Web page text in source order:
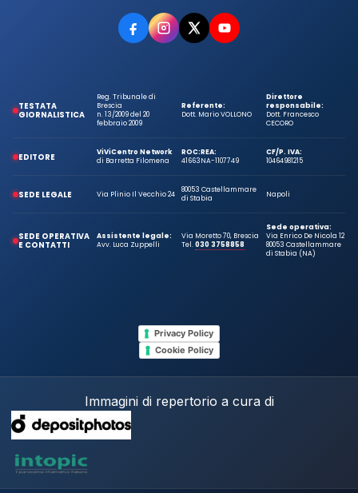
TESTATA
GIORNALISTICA
Reg. Tribunale di
Brescia
n. 13/2009 del 20
febbraio 2009
Referente:
Dott. Mario VOLLONO
Direttore
responsabile:
Dott. Francesco
CECORO
EDITORE
ViViCentro Network
di Barretta Filomena
ROC:
41663
REA:
NA-1107749
CF/P. IVA:
10464981215
SEDE LEGALE Via Plinio Il Vecchio 24
80053 Castellammare
di Stabia
Napoli
SEDE OPERATIVA
E CONTATTI
Assistente legale:
Avv. Luca Zuppelli
Via Moretto 70, Brescia
Tel.030 3758858
Sede operativa:
Via Enrico De Nicola 12
80053 Castellammare
di Stabia (NA)
Privacy Policy
Cookie Policy
Immagini di repertorio a cura di